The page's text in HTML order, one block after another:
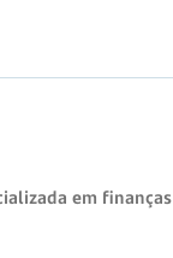
em finanças